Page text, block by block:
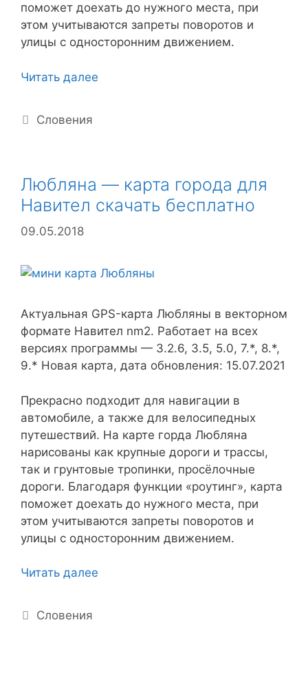
поможет доехать до нужного места, при
этом учитываются запреты поворотов и
улицы с односторонним движением.
Читать далее
бесплатно
Рубрики
Словения
Любляна — карта города для
Навител скачать бесплатно
09.05.2018
Актуальная GPS-карта Любляны в векторном
формате Навител nm2. Работает на всех
версиях программы — 3.2.6, 3.5, 5.0, 7.*, 8.*,
9.* Новая карта, дата обновления: 15.07.2021
Прекрасно подходит для навигации в
автомобиле, а также для велосипедных
путешествий. На карте горда Любляна
нарисованы как крупные дороги и трассы,
так и грунтовые тропинки, просёлочные
дороги. Благодаря функции «роутинг», карта
поможет доехать до нужного места, при
этом учитываются запреты поворотов и
улицы с односторонним движением.
Читать далее
Рубрики
Словения